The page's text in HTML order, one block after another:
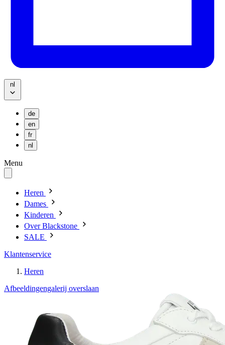
nl
de
en
fr
nl
Menu
Heren
Dames
Kinderen
Over Blackstone
SALE
Klantenservice
Heren
Afbeeldingengalerij overslaan